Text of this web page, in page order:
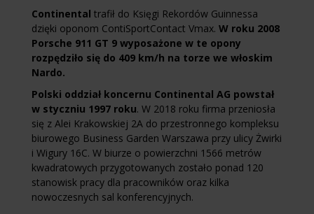
Continental trafił do Księgi Rekordów Guinnessa
dzięki oponom ContiSportContact Vmax. W roku 2008
Porsche 911 GT 9 wyposażone w te opony
rozpędziło się do 409 km/h na torze we włoskim
Nardo.
Polski oddział koncernu Continental AG powstał
w styczniu 1997 roku. W 2018 roku firma przeniosła
się z Alei Krakowskiej 2A do przestronnego kompleksu
biurowego Business Garden Warszawa przy ulicy Żwirki
i Wigury 16C. W biurze o powierzchni 1566 metrów
kwadratowych przygotowanych zostało ponad 120
stanowisk pracy dla pracowników oraz kilka
nowoczesnych sal konferencyjnych.